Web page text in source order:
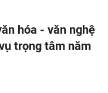
hóa - văn nghệ
trọng tâm năm